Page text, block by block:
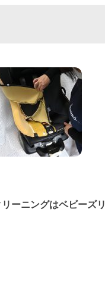
ーニングはベビーズリ